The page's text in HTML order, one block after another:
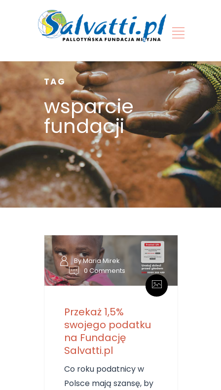
TAG
wsparcie
fundacji
By Maria Mirek
0 Comments
Przekaż 1,5%
swojego podatku
na Fundację
Salvatti.pl
Co roku podatnicy w
Polsce mają szansę, by